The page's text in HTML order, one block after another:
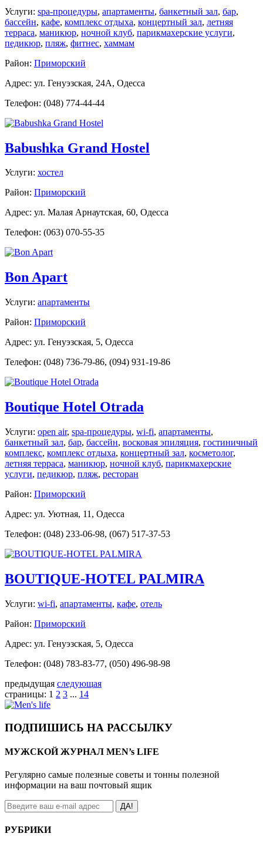
Услуги: spa-процедуры, апартаменты, банкетный зал, бар,
бассейн, кафе, комплекс отдыха, концертный зал, летняя
терраса, маникюр, ночной клуб, парикмахерские услуги,
педикюр, пляж, фитнес, хаммам
Район: Приморский
Адрес: ул. Генуэзская, 24A, Одесса
Телефон: (048) 774-44-44
Babushka Grand Hostel
Услуги: хостел
Район: Приморский
Адрес: ул. Малая Арнаутская, 60, Одесса
Телефон: (063) 070-55-35
Bon Apart
Услуги: апартаменты
Район: Приморский
Адрес: ул. Генуэзская, 5, Одесса
Телефон: (048) 736-79-86, (094) 931-19-86
Boutique Hotel Otrada
Услуги: open air, spa-процедуры, wi-fi, апартаменты,
банкетный зал, бар, бассейн, восковая эпиляция, гостиничный
комплекс, комплекс отдыха, концертный зал, косметолог,
летняя терраса, маникюр, ночной клуб, парикмахерские
услуги, педикюр, пляж, ресторан
Район: Приморский
Адрес: ул. Уютная, 11, Одесса
Телефон: (048) 233-06-98, (067) 517-37-53
BOUTIQUE-HOTEL PALMIRA
Услуги: wi-fi, апартаменты, кафе, отель
Район: Приморский
Адрес: ул. Генуэзская, 5, Одесса
Телефон: (048) 783-83-77, (050) 496-98-98
предыдущая следующая
страницы: 1 2 3 ... 14
ПОДПИШИСЬ НА РАССЫЛКУ
МУЖСКОЙ ЖУРНАЛ MEN’s LIFE
Регулярно самые полезные советы и тонны полезной
информации на ваш почтовый ящик
ДА!
РУБРИКИ